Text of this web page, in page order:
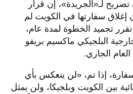
لـ«الجريدة»، إن قرار
إغلاق سفارتها في الكويت لم
تجميد الخطوة لمدة عام،
البلجيكي ماكسيم بريفو
العام الجاري.
إذا تم، «لن ينعكس بأي
بين الكويت وبلجيكا، ولن يمثل